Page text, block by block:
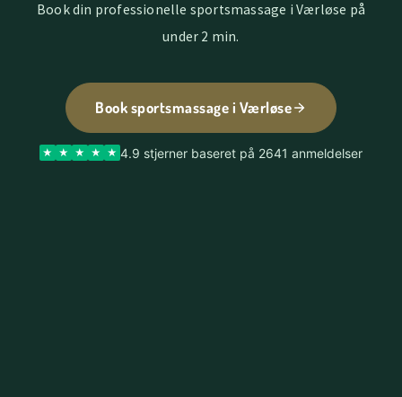
Book din professionelle sportsmassage i Værløse på
under 2 min.
Book sportsmassage i Værløse
4.9 stjerner baseret på 2641 anmeldelser